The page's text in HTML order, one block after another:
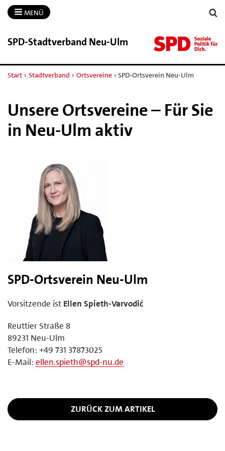
MENÜ
SPD-​Stadtverband Neu-​Ulm
Start › Stadtverband › Ortsvereine › SPD-Ortsverein Neu-Ulm
Unsere Ortsvereine – Für Sie
in Neu-Ulm aktiv
SPD-Ortsverein Neu-Ulm
Vorsitzende ist Ellen Spieth-Varvodić
Reuttier Straße 8
89231 Neu-Ulm
Telefon: +49 731 37873025
E-Mail: ellen.spieth@spd-nu.de
ZURÜCK ZUM ARTIKEL